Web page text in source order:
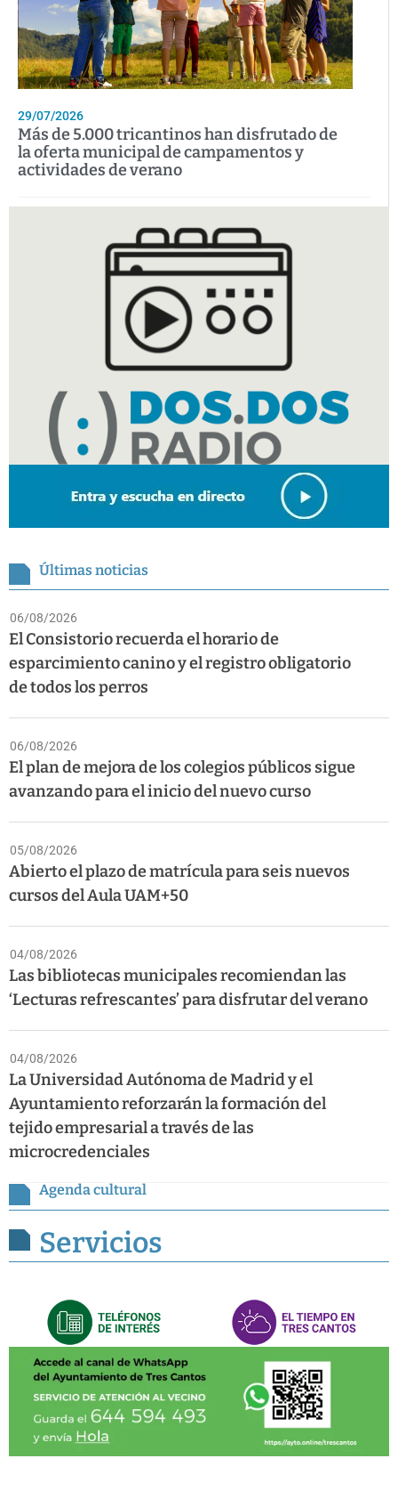
29/07/2026
Más de 5.000 tricantinos han disfrutado de
la oferta municipal de campamentos y
actividades de verano
Últimas noticias
06/08/2026
El Consistorio recuerda el horario de
esparcimiento canino y el registro obligatorio
de todos los perros
06/08/2026
El plan de mejora de los colegios públicos sigue
avanzando para el inicio del nuevo curso
05/08/2026
Abierto el plazo de matrícula para seis nuevos
cursos del Aula UAM+50
04/08/2026
Las bibliotecas municipales recomiendan las
‘Lecturas refrescantes’ para disfrutar del verano
04/08/2026
La Universidad Autónoma de Madrid y el
Ayuntamiento reforzarán la formación del
tejido empresarial a través de las
microcredenciales
Agenda cultural
Servicios